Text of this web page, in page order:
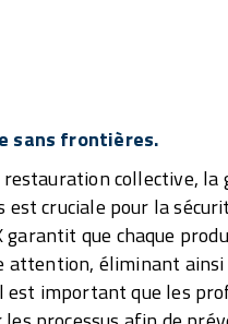
sans frontières.
collective,
cruciale pour la
garantit que chaque
attention, éliminant
est important que les